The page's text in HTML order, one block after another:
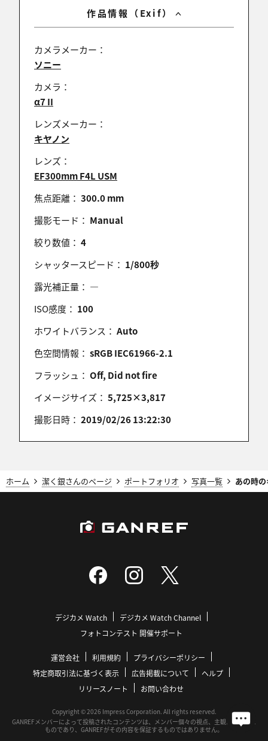
焼きしいたけ
ぷれあです
DCM 受賞おめでとうございます
もあい
2026/04/20 15:38:34
ぺいんとぼっくす
2026/04/20 15:37:57
shiomusubi
2026/04/20 13:52:47
込まれました。
gaudium
受賞おめでとうございます。
Mac
2025/12/29 16:40:22
素晴らしい、ナイスショットです^_^
PhotoRoman
2025/12/29 11:24:03
作品情報（Exif）
カメラメーカー：
ソニー
カメラ：
α7 II
レンズメーカー：
キヤノン
レンズ：
EF300mm F4L USM
焦点距離： 300.0 mm
撮影モード： Manual
絞り数値： 4
シャッタースピード： 1/800秒
露光補正量： ―
ISO感度： 100
ホワイトバランス： Auto
色空間情報： sRGB IEC61966-2.1
フラッシュ： Off, Did not fire
イメージサイズ： 5,725×3,817
撮影日時： 2019/02/26 13:22:30
ホーム 潔く銀さんのページ ポートフォリオ 写真一覧 あの時
デジカメ Watch
デジカメ Watch Channel
フォトコンテスト 開催サポート
運営会社 利用規約
プライバシーポリシー
特定商取引法に基づく表示
広告掲載について
ヘルプ
リリースノート
お問い合わせ
Copyright © 2026 Impress Corporation. All rights reserved.
GANREFメンバーによって投稿されたコンテンツは、メンバー個々の視点、主観に基づいた
ものであり、GANREFがその内容を保証するものではありません。